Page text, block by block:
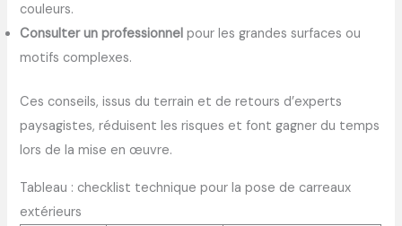
couleurs.
Consulter un professionnel pour les grandes surfaces ou
motifs complexes.
Ces conseils, issus du terrain et de retours d’experts
paysagistes, réduisent les risques et font gagner du temps
lors de la mise en œuvre.
Tableau : checklist technique pour la pose de carreaux
extérieurs